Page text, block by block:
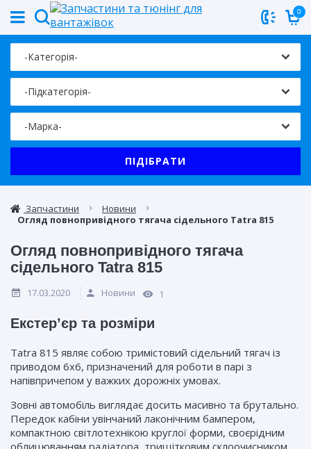
0
ПІДІБРАТИ
Запчастини
Новини
Огляд повнопривідного тягача сідельного Tatra 815
Огляд повнопривідного тягача
сідельного Tatra 815
17.03.2020 Новини 1
Екстер’єр та розміри
Tatra 815 являє собою тримістовий сідельний тягач із
приводом 6x6, призначений для роботи в парі з
напівпричепом у важких дорожніх умовах.
Зовні автомобіль виглядає досить масивно та брутально.
Передок кабіни увінчаний лаконічним бампером,
компактною світлотехнікою круглої форми, своєрідним